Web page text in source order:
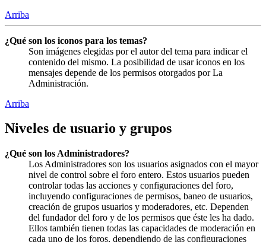
Arriba
¿Qué son los iconos para los temas?
Son imágenes elegidas por el autor del tema para indicar el
contenido del mismo. La posibilidad de usar iconos en los
mensajes depende de los permisos otorgados por La
Administración.
Arriba
Niveles de usuario y grupos
¿Qué son los Administradores?
Los Administradores son los usuarios asignados con el mayor
nivel de control sobre el foro entero. Estos usuarios pueden
controlar todas las acciones y configuraciones del foro,
incluyendo configuraciones de permisos, baneo de usuarios,
creación de grupos usuarios y moderadores, etc. Dependen
del fundador del foro y de los permisos que éste les ha dado.
Ellos también tienen todas las capacidades de moderación en
cada uno de los foros, dependiendo de las configuraciones